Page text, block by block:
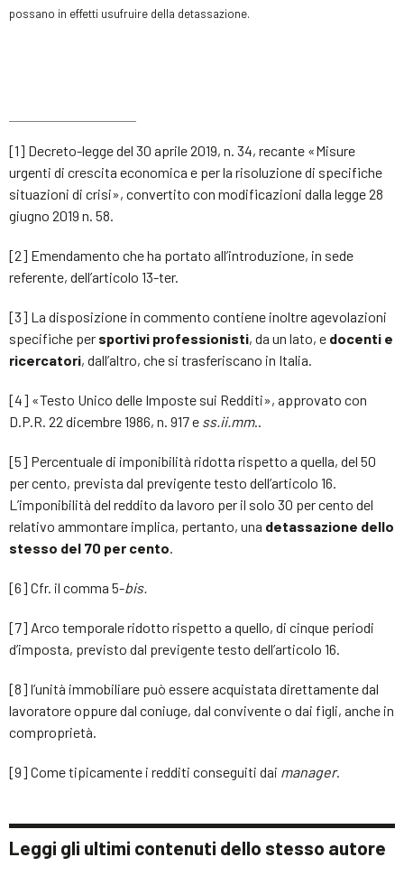
possano in effetti usufruire della detassazione.
[1] Decreto-legge del 30 aprile 2019, n. 34, recante «Misure
urgenti di crescita economica e per la risoluzione di specifiche
situazioni di crisi», convertito con modificazioni dalla legge 28
giugno 2019 n. 58.
[2] Emendamento che ha portato all’introduzione, in sede
referente, dell’articolo 13-ter.
[3] La disposizione in commento contiene inoltre agevolazioni
specifiche per sportivi professionisti, da un lato, e docenti e
ricercatori, dall’altro, che si trasferiscano in Italia.
[4] «Testo Unico delle Imposte sui Redditi», approvato con
D.P.R. 22 dicembre 1986, n. 917 e ss.ii.mm..
[5] Percentuale di imponibilità ridotta rispetto a quella, del 50
per cento, prevista dal previgente testo dell’articolo 16.
L’imponibilità del reddito da lavoro per il solo 30 per cento del
relativo ammontare implica, pertanto, una detassazione dello
stesso del 70 per cento
[6] Cfr. il comma 5-bis.
[7] Arco temporale ridotto rispetto a quello, di cinque periodi
d’imposta, previsto dal previgente testo dell’articolo 16.
[8] l’unità immobiliare può essere acquistata direttamente dal
lavoratore oppure dal coniuge, dal convivente o dai figli, anche in
comproprietà.
[9] Come tipicamente i redditi conseguiti dai manager.
Leggi gli ultimi contenuti dello stesso autore